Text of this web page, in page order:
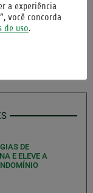
DE
E ELEVE A
a experiência
você concorda
de uso.